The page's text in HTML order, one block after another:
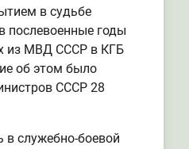
в судьбе
послевоенные годы
из МВД СССР в КГБ
об этом было
СССР 28
в служебно-боевой